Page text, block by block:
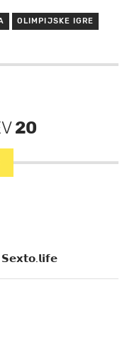
OLIMPIJSKE IGRE
20
𝗦𝗲𝘅𝘁𝗼.𝗹𝗶𝗳𝗲